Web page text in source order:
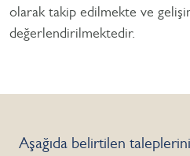
olarak takip edilmekte ve
değerlendirilmektedir.
Aşağıda belirtilen